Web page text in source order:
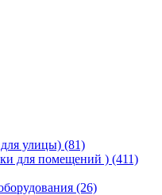
улицы) (81)
для помещений ) (411)
(26)